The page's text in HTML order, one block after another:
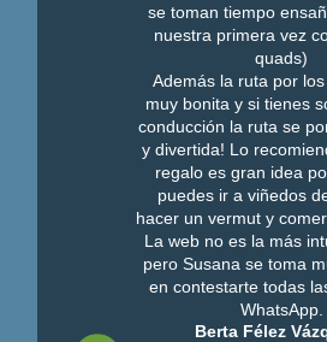
se toman tiempo
nuestra primera vez
quads)
Además la ruta por
muy bonita y si tienes
conducción la ruta se
y divertida! Lo
regalo es gran idea
puedes ir a viñedos
hacer un vermut y
La web no es la más
pero Susana se toma
en contestarte todas
WhatsApp.
Berta Félez